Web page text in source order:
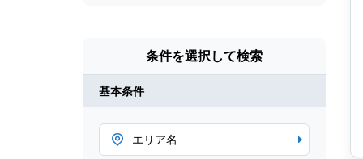
条件を選択して検索
基本条件
エリア名